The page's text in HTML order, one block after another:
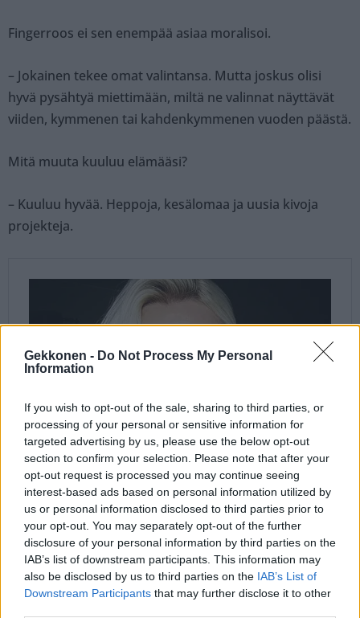
Gekkonen - Do Not Process My Personal
Information
If you wish to opt-out of the sale, sharing to third parties, or
processing of your personal or sensitive information for
targeted advertising by us, please use the below opt-out
section to confirm your selection. Please note that after your
opt-out request is processed you may continue seeing
interest-based ads based on personal information utilized by
us or personal information disclosed to third parties prior to
your opt-out. You may separately opt-out of the further
disclosure of your personal information by third parties on the
IAB’s list of downstream participants. This information may
also be disclosed by us to third parties on the IAB’s List of
Downstream Participants that may further disclose it to other
Fingerroos ei sen enempää asiaa moralisoi.
– Jokainen tekee omat valintansa. Mutta joskus olisi
hyvä pysähtyä miettimään, miltä ne valinnat näyttävät
viiden, kymmenen tai kahdenkymmenen vuoden päästä.
Mitä muuta kuuluu elämääsi?
– Kuuluu hyvää. Heppoja, kesälomaa ja uusia kivoja
projekteja.